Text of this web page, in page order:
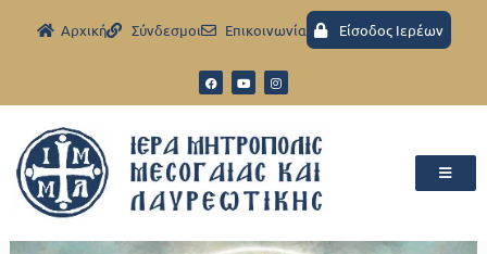
Aρχική Σύνδεσμοι Eπικοινωνία Είσοδος Ιερέων